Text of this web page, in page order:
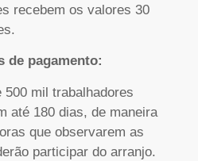
recebem os valores 30
de pagamento:
mil trabalhadores
até 180 dias, de maneira
que observarem as
participar do arranjo.